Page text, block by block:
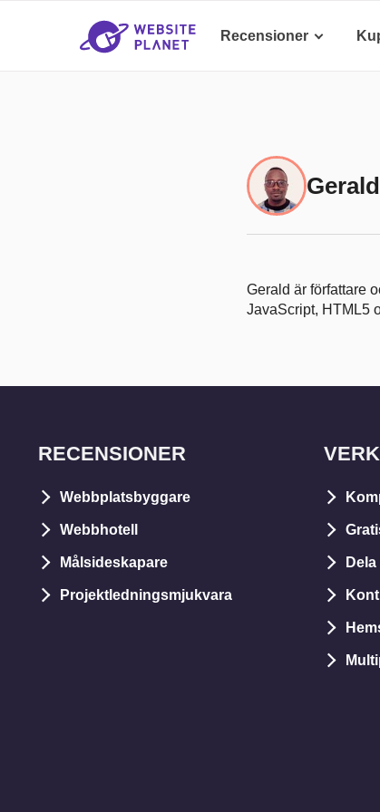
Recensioner
Gerald är författare
JavaScript, HTML5
RECENSIONER
Webbplatsbyggare
Webbhotell
Målsideskapare
Projektledningsmjukvara